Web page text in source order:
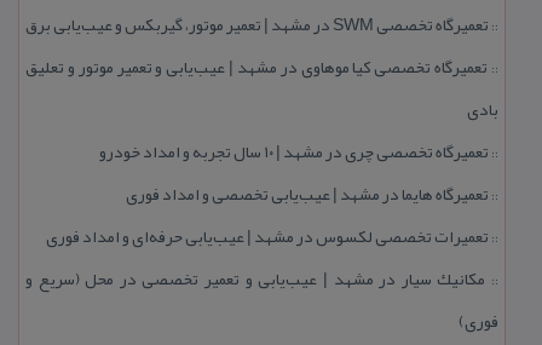
:: تعمیرگاه تخصصی SWM در مشهد | تعمیر موتور، گیربكس و عیب‌یابی برق
:: تعمیرگاه تخصصی كیا موهاوی در مشهد | عیب‌یابی و تعمیر موتور و تعلیق
بادی
:: تعمیرگاه تخصصی چری در مشهد | ۱۰ سال تجربه و امداد خودرو
:: تعمیرگاه هایما در مشهد | عیب‌یابی تخصصی و امداد فوری
:: تعمیرات تخصصی لكسوس در مشهد | عیب‌یابی حرفه‌ای و امداد فوری
:: مكانیك سیار در مشهد | عیب‌یابی و تعمیر تخصصی در محل (سریع و
فوری)